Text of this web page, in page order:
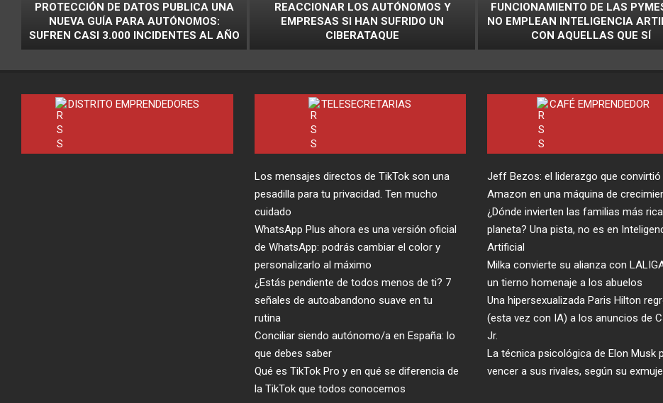
PROTECCIÓN DE DATOS PUBLICA UNA
NUEVA GUÍA PARA AUTÓNOMOS:
SUFREN CASI 3.000 INCIDENTES AL AÑO
REACCIONAR LOS AUTÓNOMOS Y
EMPRESAS SI HAN SUFRIDO UN
CIBERATAQUE
FUNCIONAMIENTO DE LAS
NO EMPLEAN INTELIGENCIA
CON AQUELLAS QUE SÍ
DISTRITO EMPRENDEDORES TELESECRETARIAS
Los mensajes directos de TikTok son una
pesadilla para tu privacidad. Ten mucho
cuidado
WhatsApp Plus ahora es una versión oficial
de WhatsApp: podrás cambiar el color y
personalizarlo al máximo
¿Estás pendiente de todos menos de ti? 7
señales de autoabandono suave en tu
rutina
Conciliar siendo autónomo/a en España: lo
que debes saber
Qué es TikTok Pro y en qué se diferencia de
la TikTok que todos conocemos
CAFÉ EMPRENDEDOR
Jeff Bezos: el liderazgo que convirtió
Amazon en una máquina de
¿Dónde invierten las familias más
planeta? Una pista, no es en
Artificial
Milka convierte su alianza con
un tierno homenaje a los abuelos
Una hipersexualizada Paris Hilton
(esta vez con IA) a los anuncios de
Jr.
La técnica psicológica de Elon Musk
vencer a sus rivales, según su